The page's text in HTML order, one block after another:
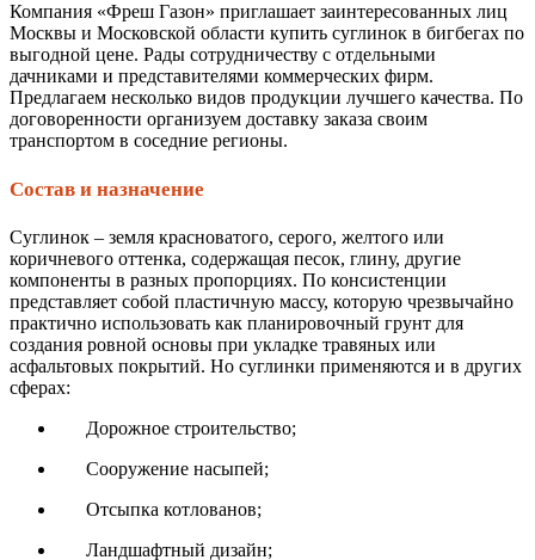
Компания «Фреш Газон» приглашает заинтересованных лиц
Москвы и Московской области купить суглинок в бигбегах по
выгодной цене. Рады сотрудничеству с отдельными
дачниками и представителями коммерческих фирм.
Предлагаем несколько видов продукции лучшего качества. По
договоренности организуем доставку заказа своим
транспортом в соседние регионы.
Состав и назначение
Суглинок – земля красноватого, серого, желтого или
коричневого оттенка, содержащая песок, глину, другие
компоненты в разных пропорциях. По консистенции
представляет собой пластичную массу, которую чрезвычайно
практично использовать как планировочный грунт для
создания ровной основы при укладке травяных или
асфальтовых покрытий. Но суглинки применяются и в других
сферах:
Дорожное строительство;
Сооружение насыпей;
Отсыпка котлованов;
Ландшафтный дизайн;